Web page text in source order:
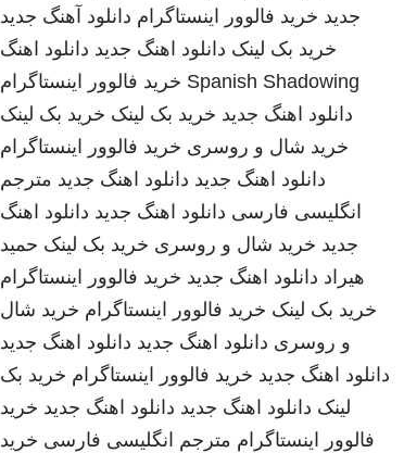
جدید خرید فالوور اینستاگرام دانلود آهنگ جدید
خرید بک لینک دانلود اهنگ جدید دانلود اهنگ
Spanish Shadowing خرید فالوور اینستاگرام
دانلود اهنگ جدید خرید بک لینک خرید بک لینک
خرید شال و روسری خرید فالوور اینستاگرام
دانلود اهنگ جدید دانلود اهنگ جدید مترجم
انگلیسی فارسی دانلود اهنگ جدید دانلود اهنگ
جدید خرید شال و روسری خرید بک لینک حمید
هیراد دانلود اهنگ جدید خرید فالوور اینستاگرام
خرید بک لینک خرید فالوور اینستاگرام خرید شال
و روسری دانلود اهنگ جدید دانلود اهنگ جدید
دانلود اهنگ جدید خرید فالوور اینستاگرام خرید بک
لینک دانلود اهنگ جدید دانلود اهنگ جدید خرید
فالوور اینستاگرام مترجم انگلیسی فارسی خرید